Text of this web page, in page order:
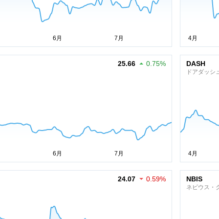
25.66 0.75% DASH
ドアダッシ
24.07 0.59% NBIS
ネビウス・